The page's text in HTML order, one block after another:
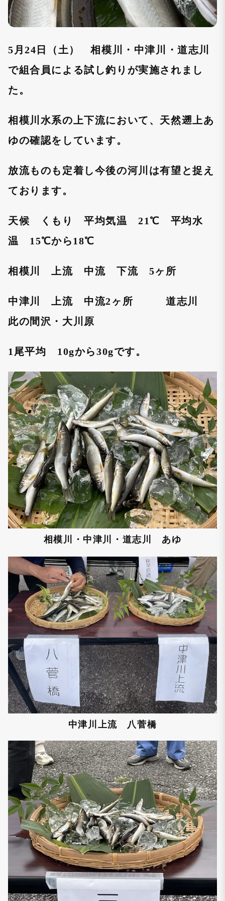
5月24日（土） 相模川・中津川・道志川
で組合員による試し釣りが実施されまし
た。
相模川水系の上下流において、天然遡上あ
ゆの確認をしています。
放流ものも定着し今後の河川は有望と捉え
ております。
天候 くもり 平均気温 21℃ 平均水
温 15℃から18℃
相模川 上流 中流 下流 5ヶ所
中津川 上流 中流2ヶ所 道志川
此の間沢・大川原
1尾平均 10gから30gです。
相模川・中津川・道志川 あゆ
中津川上流 八菅橋